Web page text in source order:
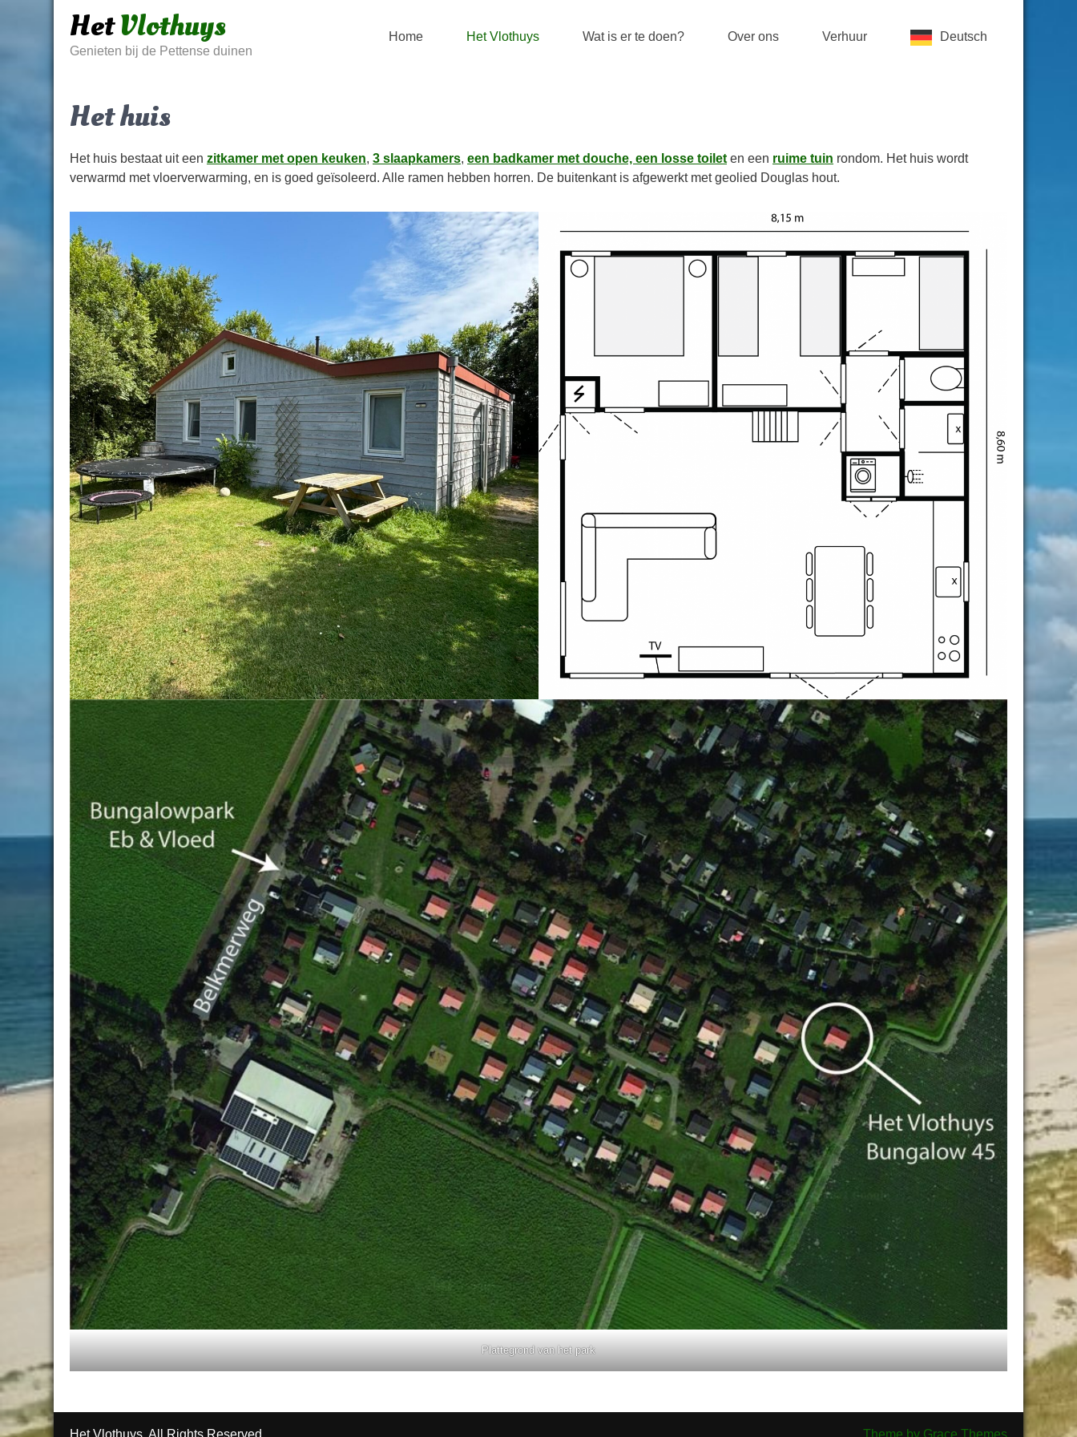
HetVlothuys
Genieten bij de Pettense duinen
Home Het Vlothuys Wat is er te doen? Over ons Verhuur Deutsch
Het huis
Het huis bestaat uit een zitkamer met open keuken, 3 slaapkamers, een badkamer met douche, een losse toilet en een ruime tuin rondom. Het huis wordt
verwarmd met vloerverwarming, en is goed geïsoleerd. Alle ramen hebben horren. De buitenkant is afgewerkt met geolied Douglas hout.
Plattegrond van het park
Het Vlothuys. All Rights Reserved Theme by Grace Themes